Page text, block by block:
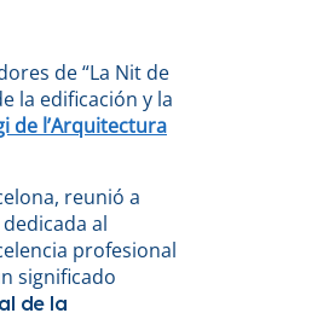
de “La Nit de
la edificación y la
de l’Arquitectura
reunió a
al
profesional
significado
de la